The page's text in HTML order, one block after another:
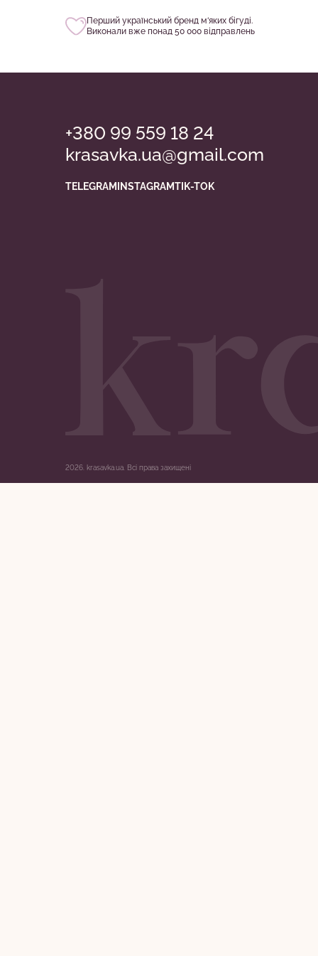
Перший український бренд м‘яких бігуді.
Виконали вже понад 50 000 відправлень
+380 99 559 18 24
krasavka.ua@gmail.com
TELEGRAM INSTAGRAMTIK-TOK
2026. krasavka.ua. Всі права захищені